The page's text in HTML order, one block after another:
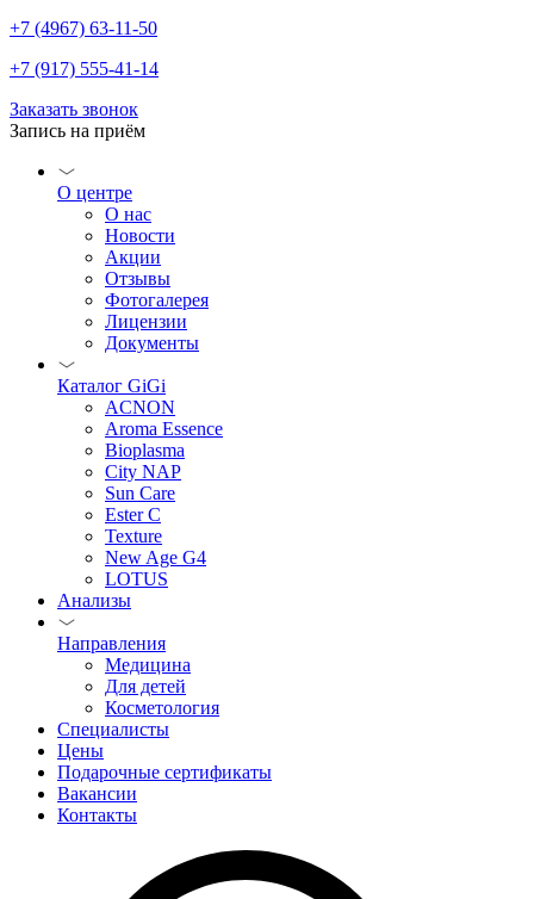
+7 (4967) 63-11-50
+7 (917) 555-41-14
Заказать звонок
Запись на приём
О центре
О нас
Новости
Акции
Отзывы
Фотогалерея
Лицензии
Документы
Каталог GiGi
ACNON
Aroma Essence
Bioplasma
City NAP
Sun Care
Ester C
Texture
New Age G4
LOTUS
Анализы
Направления
Медицина
Для детей
Косметология
Специалисты
Цены
Подарочные сертификаты
Вакансии
Контакты